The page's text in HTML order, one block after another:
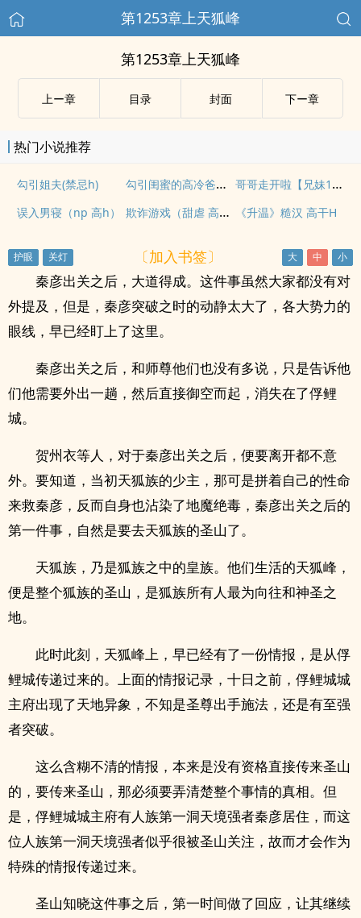
第1253章上天狐峰
第1253章上天狐峰
上ー章 目录 封面 下ー章
热门小说推荐
勾引姐夫(禁忌h) 勾引闺蜜的高冷爸爸（大叔，师生） 哥哥走开啦【兄妹1V1】
误入男寝（np 高h） 欺诈游戏（甜虐 高H） 《升温》糙汉 高干H
〔加入书签〕
秦彦出关之后，大道得成。这件事虽然大家都没有对
外提及，但是，秦彦突破之时的动静太大了，各大势力的
眼线，早已经盯上了这里。
秦彦出关之后，和师尊他们也没有多说，只是告诉他
们他需要外出一趟，然后直接御空而起，消失在了俘鲤
城。
贺州衣等人，对于秦彦出关之后，便要离开都不意
外。要知道，当初天狐族的少主，那可是拼着自己的性命
来救秦彦，反而自身也沾染了地魔绝毒，秦彦出关之后的
第一件事，自然是要去天狐族的圣山了。
天狐族，乃是狐族之中的皇族。他们生活的天狐峰，
便是整个狐族的圣山，是狐族所有人最为向往和神圣之
地。
此时此刻，天狐峰上，早已经有了一份情报，是从俘
鲤城传递过来的。上面的情报记录，十日之前，俘鲤城城
主府出现了天地异象，不知是圣尊出手施法，还是有至强
者突破。
这么含糊不清的情报，本来是没有资格直接传来圣山
的，要传来圣山，那必须要弄清楚整个事情的真相。但
是，俘鲤城城主府有人族第一洞天境强者秦彦居住，而这
位人族第一洞天境强者似乎很被圣山关注，故而才会作为
特殊的情报传递过来。
圣山知晓这件事之后，第一时间做了回应，让其继续